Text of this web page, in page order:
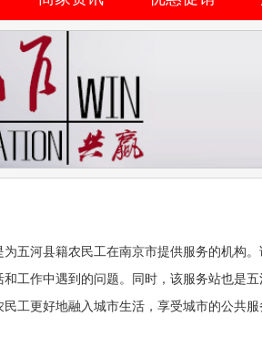
五河县籍农民工在南京市提供服务的机构
工作中遇到的问题。同时，该服务站也是
工更好地融入城市生活，享受城市的公共服